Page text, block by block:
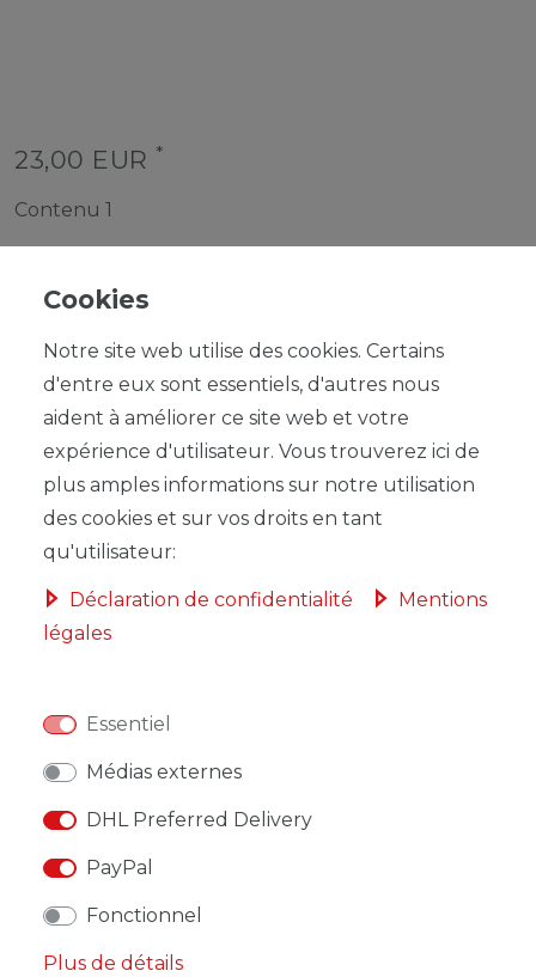
23,00 EUR *
Contenu 1
* avec TVA hors
AUTRES DÉTAILS
RESPONSABLE DE L'UE
Cookies
Notre site web utilise des cookies. Certains
d'entre eux sont essentiels, d'autres nous
aident à améliorer ce site web et votre
expérience d'utilisateur. Vous trouverez ici de
plus amples informations sur notre utilisation
des cookies et sur vos droits en tant
qu'utilisateur:
Déclaration de confidentialité
Mentions
légales
Essentiel
Médias externes
DHL Preferred Delivery
PayPal
Fonctionnel
Plus de détails